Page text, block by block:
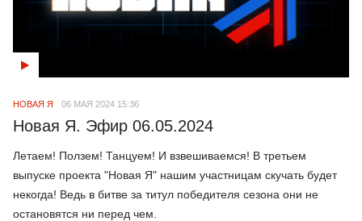
НОВАЯ Я 06 МАЯ 2024 15:36
Новая Я. Эфир 06.05.2024
Летаем! Ползем! Танцуем! И взвешиваемся! В третьем
выпуске проекта "Новая Я" нашим участницам скучать будет
некогда! Ведь в битве за титул победителя сезона они не
остановятся ни перед чем.